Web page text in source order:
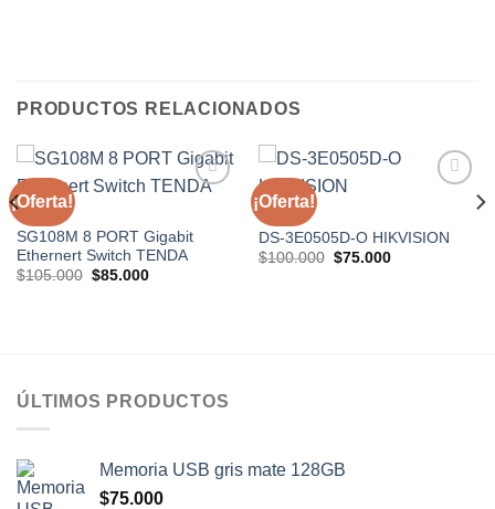
PRODUCTOS RELACIONADOS
¡Oferta!
lista de
SWITCH
SG108M 8 PORT Gigabit
Ethernert Switch TENDA
$105.000 El
$85.000El
¡Oferta!
lista de
deseos
SWITCH
DS-3E0505D-O HIKVISION
$100.000 El
$75.000El
ÚLTIMOS PRODUCTOS
Memoria USB gris mate 128GB
$75.000